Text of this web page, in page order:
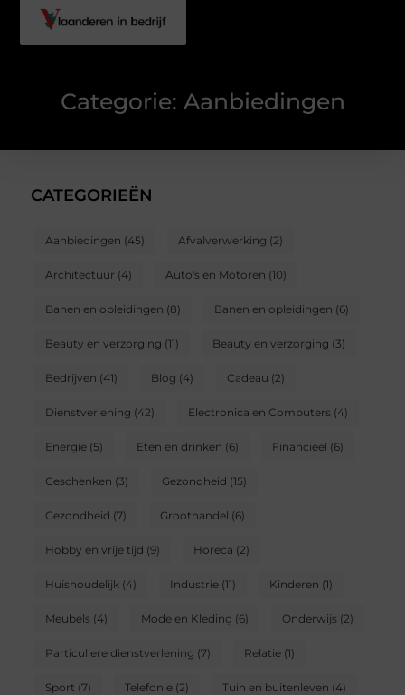
Categorie: Aanbiedingen
CATEGORIEËN
Aanbiedingen (45) Afvalverwerking (2)
Architectuur (4) Auto's en Motoren (10)
Banen en opleidingen (8) Banen en opleidingen (6)
Beauty en verzorging (11) Beauty en verzorging (3)
Bedrijven (41) Blog (4) Cadeau (2)
Dienstverlening (42) Electronica en Computers (4)
Energie (5) Eten en drinken (6) Financieel (6)
Geschenken (3) Gezondheid (15)
Gezondheid (7) Groothandel (6)
Hobby en vrije tijd (9) Horeca (2)
Huishoudelijk (4) Industrie (11) Kinderen (1)
Meubels (4) Mode en Kleding (6) Onderwijs (2)
Particuliere dienstverlening (7) Relatie (1)
Sport (7) Telefonie (2) Tuin en buitenleven (4)